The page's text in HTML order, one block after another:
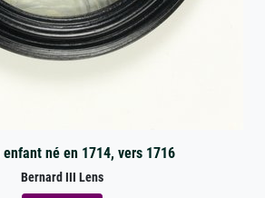
enfant né en 1714, vers 1716
Bernard III Lens